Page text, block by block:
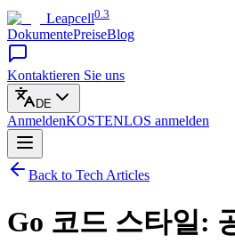
Leapcell0.3
DokumentePreiseBlog
Kontaktieren Sie uns
DE
AnmeldenKOSTENLOS anmelden
Back to Tech Articles
Go 코드 스타일: